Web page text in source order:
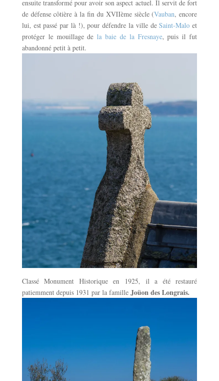
ensuite transformé pour avoir son aspect actuel. Il servit de fort
de défense côtière à la fin du XVIIème siècle (Vauban, encore
lui, est passé par là !), pour défendre la ville deSaint-Malo et
protéger le mouillage de la baie de la Fresnaye, puis il fut
abandonné petit à petit.
Classé Monument Historique en 1925, il a été restauré
patiemment depuis 1931 par la familleJoüon des Longrais.